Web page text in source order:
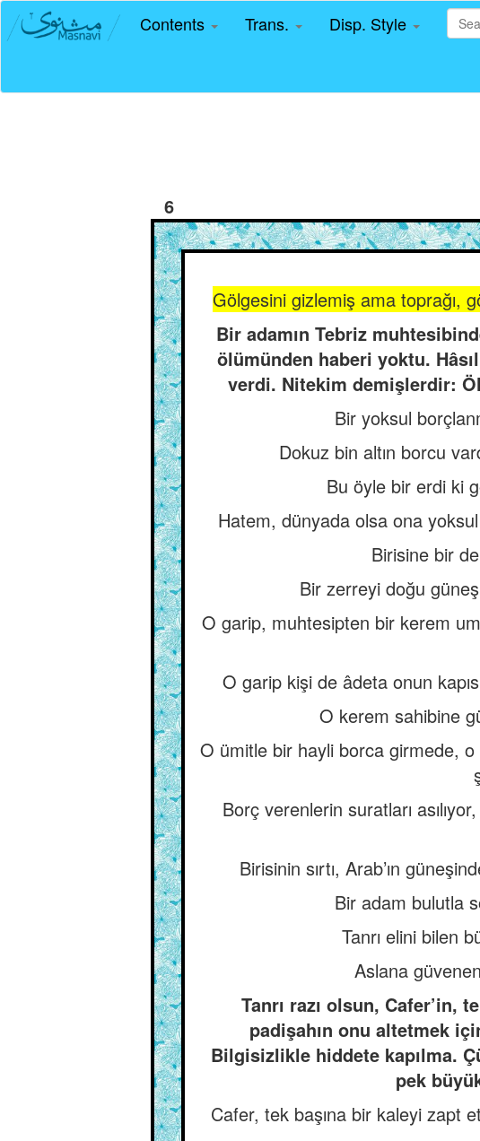
Contents Trans. Disp. Style
6
Gölgesini gizlemiş ama toprağı,
Bir adamın Tebriz
ölümünden haberi yoktu.
verdi. Nitekim demişlerdir:
Bir yoksul
Dokuz bin altın borcu
Bu öyle bir erdi ki
Hatem, dünyada olsa ona
Birisine bir
Bir zerreyi doğu
O garip, muhtesipten bir kerem
O garip kişi de âdeta onun
O kerem sahibine
O ümitle bir hayli borca girmede,
Borç verenlerin suratları
Birisinin sırtı, Arab’ın
Bir adam bulutla
Tanrı elini bilen
Aslana
Tanrı razı olsun, Cafer’in,
padişahın onu altetmek
Bilgisizlikle hiddete kapılma.
pek
Cafer, tek başına bir kaleyi zapt